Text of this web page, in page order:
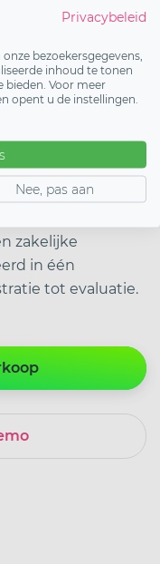
betrouwbaar
ideale keuze,”
bij
zakelijke
in één
tot evaluatie.
Privacybeleid
bezoekersgegevens,
inhoud te tonen
bieden. Voor meer
opent u de instellingen.
Nee, pas aan